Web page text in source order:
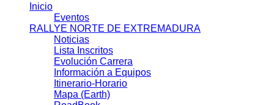
Inicio
Eventos
RALLYE NORTE DE EXTREMADURA
Noticias
Lista Inscritos
Evolución Carrera
Información a Equipos
Itinerario-Horario
Mapa (Earth)